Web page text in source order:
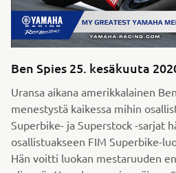
Ben Spies 25. kesäkuuta
Uransa aikana amerikkalainen
menestystä kaikessa mihin
Superbike- ja Superstock -sarjat hän lähti
osallistuakseen FIM Superbike-
Hän voitti luokan mestaruuden